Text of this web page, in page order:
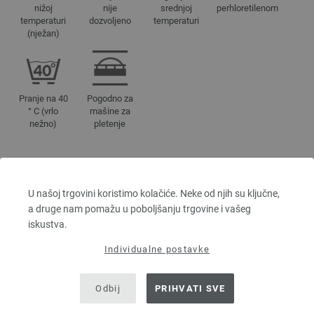
U našoj trgovini koristimo kolačiće. Neke od njih su ključne,
a druge nam pomažu u poboljšanju trgovine i vašeg
iskustva.
Individualne postavke
Odbij PRIHVATI SVE
nižoj
temperaturi
(nježan)
nije
dozvoljeno
srednjoj
temperaturi
perhloretilenom
Pranje na 40
° C (vrlo
nežno)
Pogodno za
mašine za
pletenje
4461 | EAN: 4033493367868
4462 | EAN: 4033493367875
4464 | EAN: 4033493367899
4465 | EAN: 4033493367905
4466 | EAN: 4033493367912